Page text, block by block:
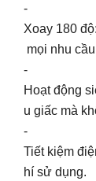
-
Xoay 180
mọi nhu
-
Hoạt động
u giấc mà
-
Tiết kiệm
hí sử dụng.